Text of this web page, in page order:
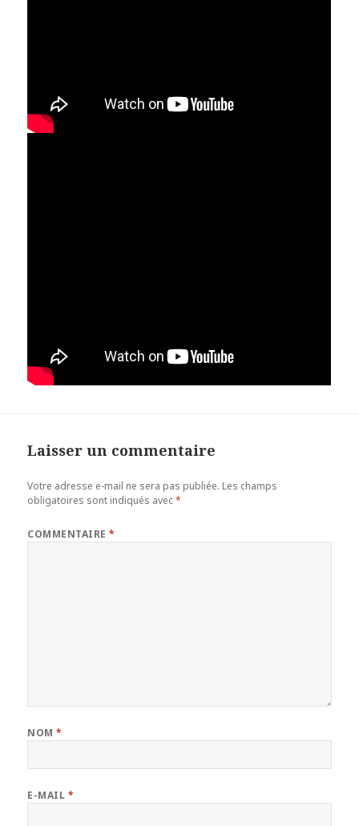
Laisser un commentaire
Votre adresse e-mail ne sera pas publiée. Les champs
obligatoires sont indiqués avec*
COMMENTAIRE*
NOM*
E-MAIL *